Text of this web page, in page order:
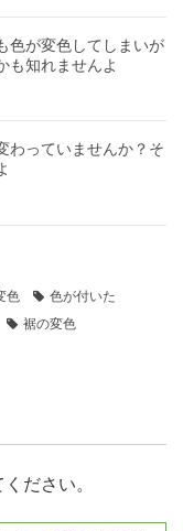
色が変色してしまいが
も知れませんよ
わっていませんか？そ
色
色が付いた
裾の変色
ください。